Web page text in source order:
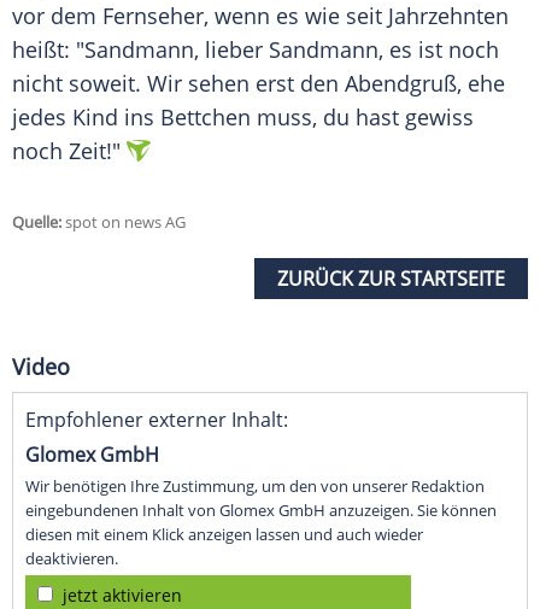
vor dem Fernseher, wenn es wie seit Jahrzehnten
heißt: "Sandmann, lieber Sandmann, es ist noch
nicht soweit. Wir sehen erst den Abendgruß, ehe
jedes Kind ins Bettchen muss, du hast gewiss
noch Zeit!"
Quelle:spot on news AG
ZURÜCK ZUR STARTSEITE
Video
Empfohlener externer Inhalt:
Glomex GmbH
Wir benötigen Ihre Zustimmung, um den von unserer Redaktion
eingebundenen Inhalt von Glomex GmbH anzuzeigen. Sie können
diesen mit einem Klick anzeigen lassen und auch wieder
deaktivieren.
jetzt aktivieren